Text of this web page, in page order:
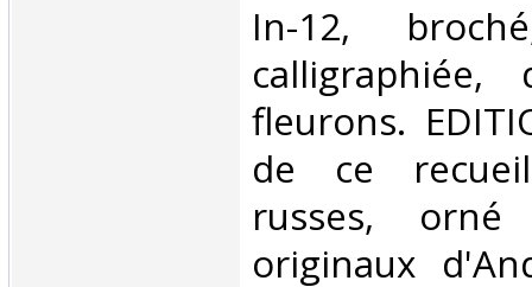
‎In-12,
fleurons.
de ce
russes,
originaux